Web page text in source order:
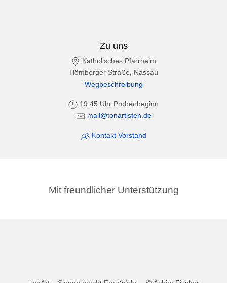
Zu uns
Katholisches Pfarrheim
Hömberger Straße, Nassau
Wegbeschreibung
19:45 Uhr Probenbeginn
mail@tonartisten.de
Kontakt Vorstand
Mit freundlicher Unterstützung